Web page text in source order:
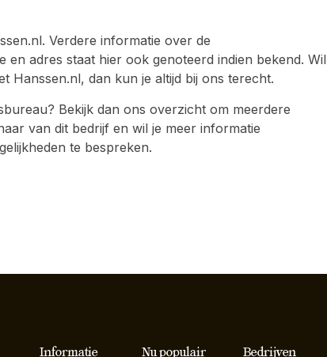
Verdere informatie over de
en adres staat hier ook genoteerd indien bekend. Wil
Hanssen.nl, dan kun je altijd bij ons terecht.
Bekijk dan ons overzicht om meerdere
van dit bedrijf en wil je meer informatie
te bespreken.
Informatie Nu populair Bedrijven